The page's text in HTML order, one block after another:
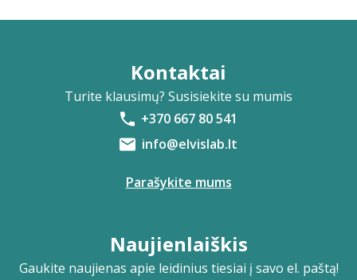
Kontaktai
Turite klausimų? Susisiekite su mumis
+370 667 80 541
info@elvislab.lt
Parašykite mums
Naujienlaiškis
Gaukite naujienas apie leidinius tiesiai į savo el. paštą!